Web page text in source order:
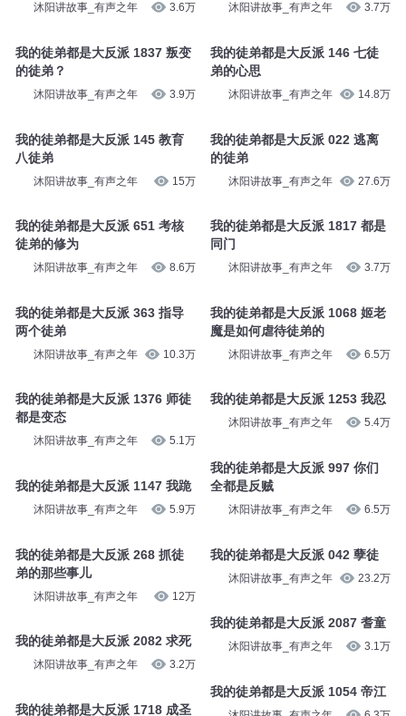
沐阳讲故事_有声之年 3.6万
我的徒弟都是大反派 1837 叛变
的徒弟？
沐阳讲故事_有声之年 3.9万
我的徒弟都是大反派 145 教育
八徒弟
沐阳讲故事_有声之年 15万
我的徒弟都是大反派 651 考核
徒弟的修为
沐阳讲故事_有声之年 8.6万
我的徒弟都是大反派 363 指导
两个徒弟
沐阳讲故事_有声之年 10.3万
我的徒弟都是大反派 1376 师徒
都是变态
沐阳讲故事_有声之年 5.1万
我的徒弟都是大反派 1147 我跪
沐阳讲故事_有声之年 5.9万
我的徒弟都是大反派 268 抓徒
弟的那些事儿
沐阳讲故事_有声之年 12万
我的徒弟都是大反派 2082 求死
沐阳讲故事_有声之年 3.2万
我的徒弟都是大反派 1718 成圣
沐阳讲故事_有声之年 3.7万
我的徒弟都是大反派 146 七徒
弟的心思
沐阳讲故事_有声之年 14.8万
我的徒弟都是大反派 022 逃离
的徒弟
沐阳讲故事_有声之年 27.6万
我的徒弟都是大反派 1817 都是
同门
沐阳讲故事_有声之年 3.7万
我的徒弟都是大反派 1068 姬老
魔是如何虐待徒弟的
沐阳讲故事_有声之年 6.5万
我的徒弟都是大反派 1253 我忍
沐阳讲故事_有声之年 5.4万
我的徒弟都是大反派 997 你们
全都是反贼
沐阳讲故事_有声之年 6.5万
我的徒弟都是大反派 042 孽徒
沐阳讲故事_有声之年 23.2万
我的徒弟都是大反派 2087 耆童
沐阳讲故事_有声之年 3.1万
我的徒弟都是大反派 1054 帝江